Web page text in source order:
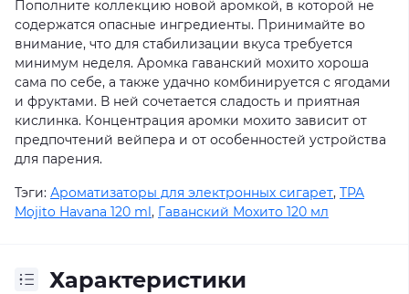
Пополните коллекцию новой аромкой, в которой не
содержатся опасные ингредиенты. Принимайте во
внимание, что для стабилизации вкуса требуется
минимум неделя. Аромка гаванский мохито хороша
сама по себе, а также удачно комбинируется с ягодами
и фруктами. В ней сочетается сладость и приятная
кислинка. Концентрация аромки мохито зависит от
предпочтений вейпера и от особенностей устройства
для парения.
Тэги: Ароматизаторы для электронных сигарет, TPA
Mojito Havana 120 ml, Гаванский Мохито 120 мл
Характеристики